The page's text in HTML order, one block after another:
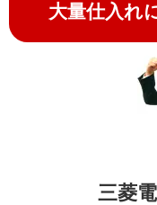
大量仕入れ
三菱